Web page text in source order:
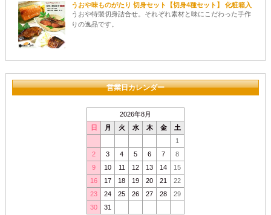
うおや味ものがたり 切身セット【切身4種セット】 化粧箱入
うおや特製切身詰合せ。それぞれ素材と味にこだわった手作
りの逸品です。
営業日カレンダー
2026年8月
日
月 火 水 木 金
土
1
2
3 4 5 6 7
8
9
10 11 12 13 14
15
16
17 18 19 20 21
22
23
24 25 26 27 28
29
30
31